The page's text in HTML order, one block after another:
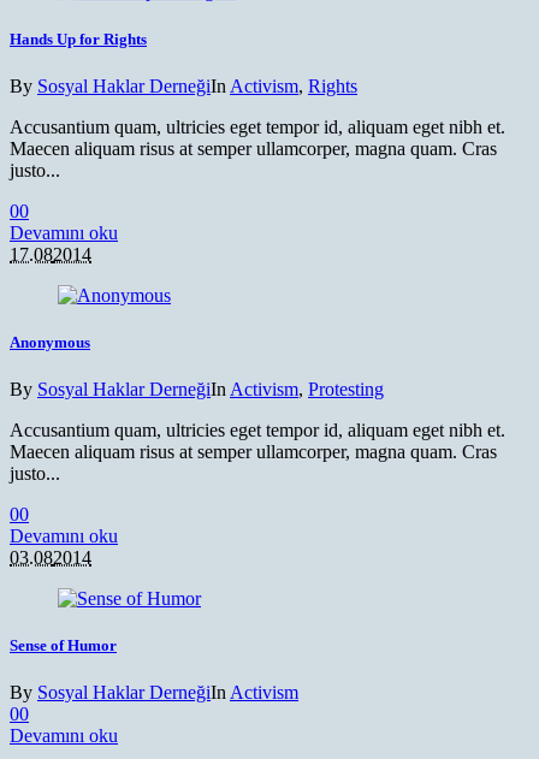
Hands Up for Rights
By Sosyal Haklar DerneğiIn Activism, Rights
Accusantium quam, ultricies eget tempor id, aliquam eget nibh et.
Maecen aliquam risus at semper ullamcorper, magna quam. Cras
justo...
00
Devamını oku
17.082014
Anonymous
By Sosyal Haklar DerneğiIn Activism, Protesting
Accusantium quam, ultricies eget tempor id, aliquam eget nibh et.
Maecen aliquam risus at semper ullamcorper, magna quam. Cras
justo...
00
Devamını oku
03.082014
Sense of Humor
By Sosyal Haklar DerneğiInActivism
00
Devamını oku